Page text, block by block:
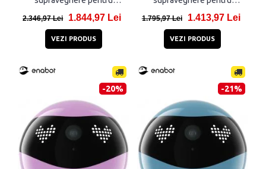
5000 mAh, Aplicatie
2.346,97 Lei 1.844,97 Lei
VEZI PRODUS
5000 mAh, Aplicatie
1.795,97 Lei 1.413,97 Lei
VEZI PRODUS
-20% -21%